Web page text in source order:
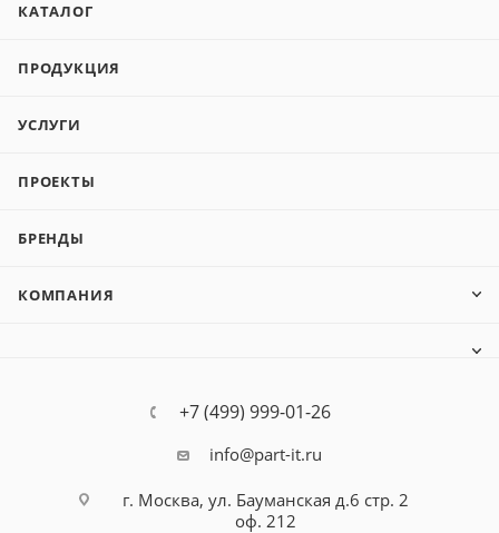
КАТАЛОГ
ПРОДУКЦИЯ
УСЛУГИ
ПРОЕКТЫ
БРЕНДЫ
КОМПАНИЯ
+7 (499) 999-01-26
info@part-it.ru
г. Москва, ул. Бауманская д.6 стр. 2
оф. 212